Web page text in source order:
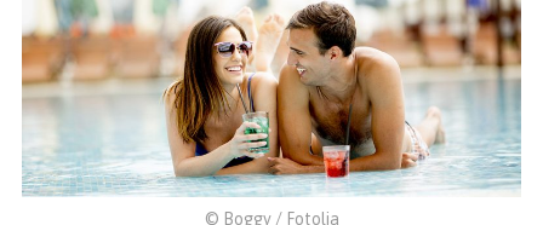
© Boggy / Fotolia